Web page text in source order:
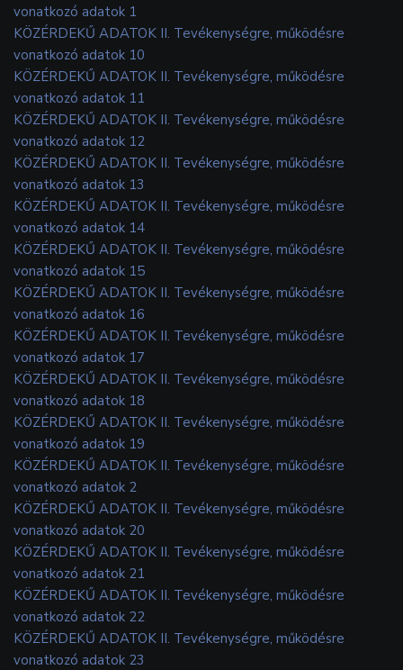
vonatkozó adatok 1
KÖZÉRDEKŰ ADATOK II. Tevékenységre, működésre
vonatkozó adatok 10
KÖZÉRDEKŰ ADATOK II. Tevékenységre, működésre
vonatkozó adatok 11
KÖZÉRDEKŰ ADATOK II. Tevékenységre, működésre
vonatkozó adatok 12
KÖZÉRDEKŰ ADATOK II. Tevékenységre, működésre
vonatkozó adatok 13
KÖZÉRDEKŰ ADATOK II. Tevékenységre, működésre
vonatkozó adatok 14
KÖZÉRDEKŰ ADATOK II. Tevékenységre, működésre
vonatkozó adatok 15
KÖZÉRDEKŰ ADATOK II. Tevékenységre, működésre
vonatkozó adatok 16
KÖZÉRDEKŰ ADATOK II. Tevékenységre, működésre
vonatkozó adatok 17
KÖZÉRDEKŰ ADATOK II. Tevékenységre, működésre
vonatkozó adatok 18
KÖZÉRDEKŰ ADATOK II. Tevékenységre, működésre
vonatkozó adatok 19
KÖZÉRDEKŰ ADATOK II. Tevékenységre, működésre
vonatkozó adatok 2
KÖZÉRDEKŰ ADATOK II. Tevékenységre, működésre
vonatkozó adatok 20
KÖZÉRDEKŰ ADATOK II. Tevékenységre, működésre
vonatkozó adatok 21
KÖZÉRDEKŰ ADATOK II. Tevékenységre, működésre
vonatkozó adatok 22
KÖZÉRDEKŰ ADATOK II. Tevékenységre, működésre
vonatkozó adatok 23